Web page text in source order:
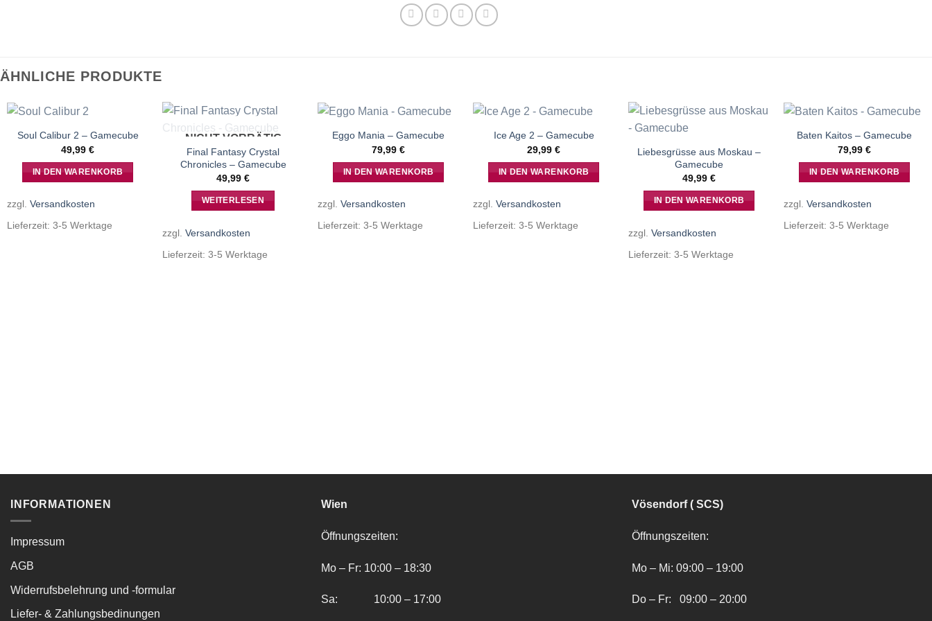
ÄHNLICHE PRODUKTE
Soul Calibur 2 – Gamecube
49,99 €
IN DEN WARENKORB
zzgl. Versandkosten
Lieferzeit: 3-5 Werktage
NICHT VORRÄTIG
Final Fantasy Crystal
Chronicles – Gamecube
49,99 €
WEITERLESEN
zzgl. Versandkosten
Lieferzeit: 3-5 Werktage
Eggo Mania – Gamecube
79,99 €
IN DEN WARENKORB
zzgl. Versandkosten
Lieferzeit: 3-5 Werktage
Ice Age 2 – Gamecube
29,99 €
IN DEN WARENKORB
zzgl. Versandkosten
Lieferzeit: 3-5 Werktage
Liebesgrüsse aus Moskau –
Gamecube
49,99 €
IN DEN WARENKORB
zzgl. Versandkosten
Lieferzeit: 3-5 Werktage
Baten Kaitos – Gamecube
79,99 €
IN DEN WARENKORB
zzgl. Versandkosten
Lieferzeit: 3-5 Werktage
INFORMATIONEN
Impressum
AGB
Widerrufsbelehrung und -formular
Liefer- & Zahlungsbedinungen
Wien
Öffnungszeiten:
Mo – Fr: 10:00 – 18:30
Sa: 10:00 – 17:00
Vösendorf ( SCS)
Öffnungszeiten:
Mo – Mi: 09:00 – 19:00
Do – Fr: 09:00 – 20:00